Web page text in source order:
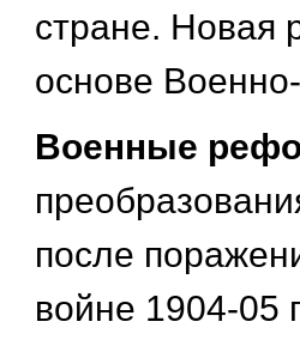
стране. Новая
основе
Военные
после
войне 1904-05